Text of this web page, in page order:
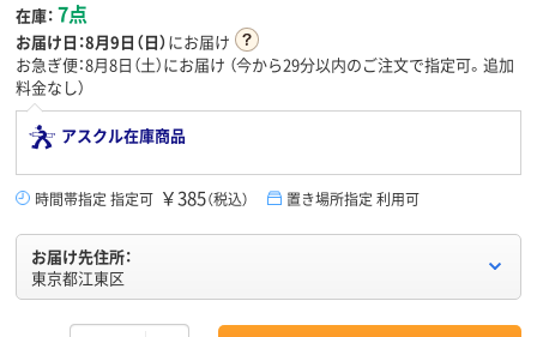
在庫： 7点
お届け日：8月9日（日）にお届け
お急ぎ便：8月8日（土）にお届け （今から29分以内のご注文で指定可。追加
料金なし）
アスクル在庫商品
時間帯指定 指定可 ￥385（税込） 置き場所指定 利用可
お届け先住所：
東京都江東区